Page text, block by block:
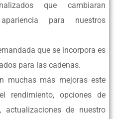
que cambiaran
para nuestros
que se incorpora es
para las cadenas.
muchas más mejoras este
rendimiento, opciones de
de nuestro